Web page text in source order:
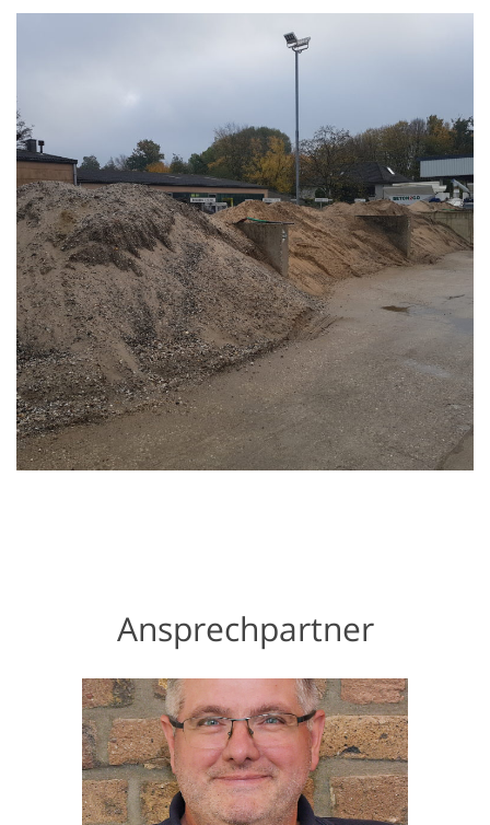
Ansprechpartner